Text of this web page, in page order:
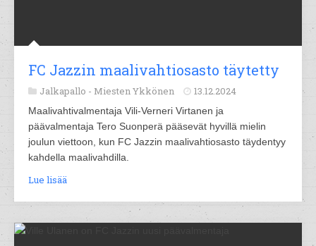
FC Jazzin maalivahtiosasto täytetty
Jalkapallo - Miesten Ykkönen 13.12.2024
Maalivahtivalmentaja Vili-Verneri Virtanen ja
päävalmentaja Tero Suonperä pääsevät hyvillä mielin
joulun viettoon, kun FC Jazzin maalivahtiosasto täydentyy
kahdella maalivahdilla.
Lue lisää